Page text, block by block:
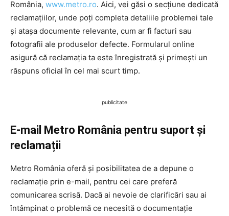
România, www.metro.ro. Aici, vei găsi o secțiune dedicată
reclamațiilor, unde poți completa detaliile problemei tale
și atașa documente relevante, cum ar fi facturi sau
fotografii ale produselor defecte. Formularul online
asigură că reclamația ta este înregistrată și primești un
răspuns oficial în cel mai scurt timp.
publicitate
E-mail Metro România pentru suport și
reclamații
Metro România oferă și posibilitatea de a depune o
reclamație prin e-mail, pentru cei care preferă
comunicarea scrisă. Dacă ai nevoie de clarificări sau ai
întâmpinat o problemă ce necesită o documentație